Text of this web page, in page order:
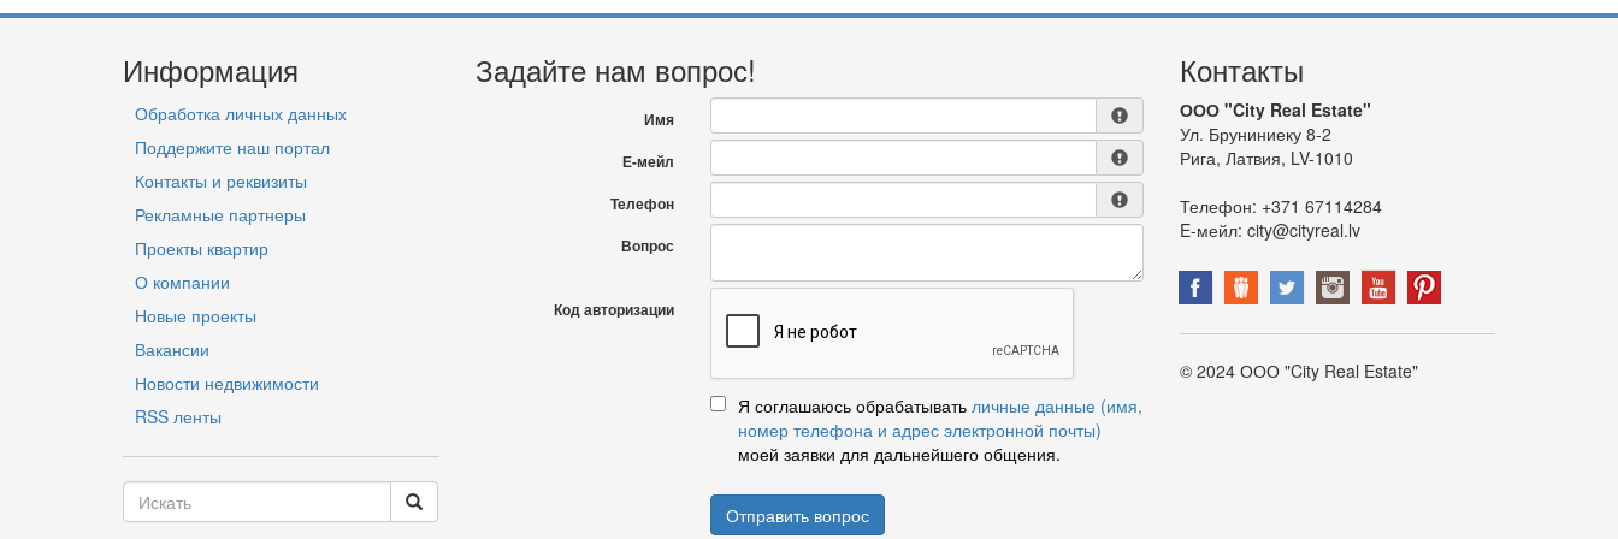
Информация
Обработка личных данных
Поддержите наш портал
Контакты и реквизиты
Рекламные партнеры
Проекты квартир
О компании
Новые проекты
Вакансии
Новости недвижимости
RSS ленты
Задайте нам вопрос!
Имя
Е-мейл
Телефон
Вопрос
Код авторизации
Я соглашаюсь обрабатывать личные данные (имя,
номер телефона и адрес электронной почты)
моей заявки для дальнейшего общения.
Отправить вопрос
Контакты
ООО "City Real Estate"
Ул. Бруниниеку 8-2
Рига, Латвия, LV-1010
Телефон: +371 67114284
E-мейл: city@cityreal.lv
© 2024 ООО "City Real Estate"